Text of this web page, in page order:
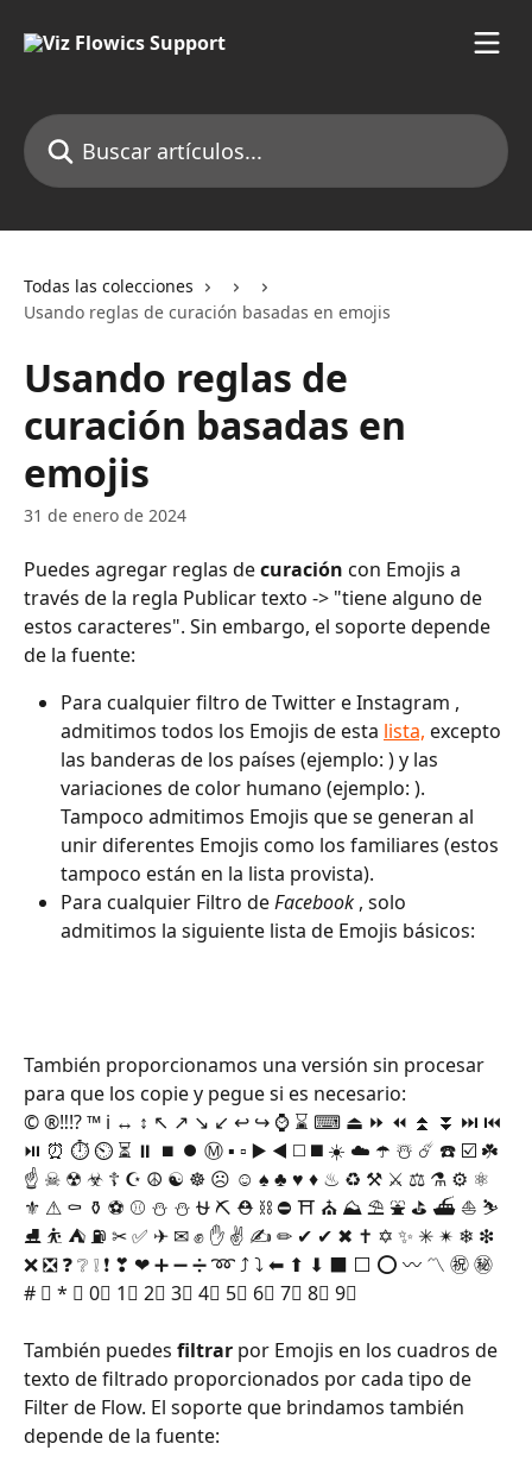
Buscar artículos...
Todas las colecciones
Usando reglas de curación basadas en emojis
Usando reglas de
curación basadas en
emojis
31 de enero de 2024
Puedes agregar reglas de curación con Emojis a
través de la regla Publicar texto -> "tiene alguno de
estos caracteres". Sin embargo, el soporte depende
de la fuente:
Para cualquier filtro de Twitter e Instagram ,
admitimos todos los Emojis de esta lista, excepto
las banderas de los países (ejemplo: ) y las
variaciones de color humano (ejemplo: ).
Tampoco admitimos Emojis que se generan al
unir diferentes Emojis como los familiares (estos
tampoco están en la lista provista).
Para cualquier Filtro de Facebook , solo
admitimos la siguiente lista de Emojis básicos:
También proporcionamos una versión sin procesar
para que los copie y pegue si es necesario:
© ®‼⁉ ™ ℹ ↔ ↕ ↖ ↗ ↘ ↙ ↩ ↪ ⌚ ⌛ ⌨ ⏏ ⏩ ⏪ ⏫ ⏬ ⏭ ⏮
⏯ ⏰ ⏱ ⏲ ⏳ ⏸ ⏹ ⏺ Ⓜ ▪ ▫ ▶ ◀ ◻ ◼ ☀ ☁ ☂ ☃ ☄ ☎ ☑ ☘
☝ ☠ ☢ ☣ ☦ ☪ ☮ ☯ ☸ ☹ ☺ ♠ ♣ ♥ ♦ ♨ ♻ ⚒ ⚔ ⚖ ⚗ ⚙ ⚛
⚜ ⚠ ⚰ ⚱ ⚽ ⚾ ⛄ ⛄ ⛎ ⛏ ⛑ ⛓ ⛔ ⛩ ⛪ ⛰ ⛱ ⛲ ⛳ ⛴ ⛵ ⛷
⛸ ⛹ ⛺ ⛽ ✂ ✅ ✈ ✉ ✊ ✋ ✌ ✍ ✏ ✔ ✔ ✖ ✝ ✡ ✨ ✳ ✴ ❄ ❇
❌ ❎ ❓ ❔ ❕ ❗ ❣ ❤ ➕ ➖ ➗ ➿ ⤴ ⤵ ⬅ ⬆ ⬇ ⬛ ⬜ ⭕ 〰 〽 ㊗ ㊙
# ⃣ * ⃣ 0⃣ 1⃣ 2⃣ 3⃣ 4⃣ 5⃣ 6⃣ 7⃣ 8⃣ 9⃣
También puedes filtrar por Emojis en los cuadros de
texto de filtrado proporcionados por cada tipo de
Filter de Flow. El soporte que brindamos también
depende de la fuente: